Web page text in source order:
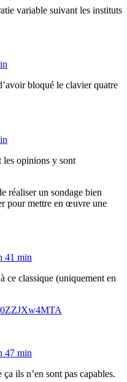
variable suivant les instituts
bloqué le clavier quatre
les opinions y sont
réaliser un sondage bien
pour mettre en œuvre une
41 min
ce classique (uniquement en
47 min
ils n’en sont pas capables.